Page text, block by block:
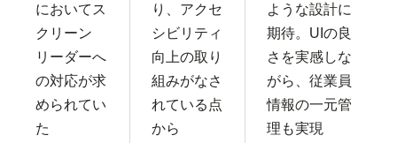
においてス
クリーン
リーダーへ
の対応が求
められてい
た
り、アクセ
シビリティ
向上の取り
組みがなさ
れている点
から
ような設計に
期待。UIの良
さを実感しな
がら、従業員
情報の一元管
理も実現